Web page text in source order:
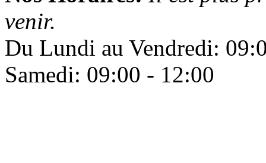
venir.
Du Lundi au Vendredi:
Samedi: 09:00 - 12:00